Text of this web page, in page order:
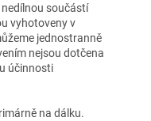
součástí
vyhotoveny v
jednostranně
nejsou dotčena
účinnosti
na dálku.